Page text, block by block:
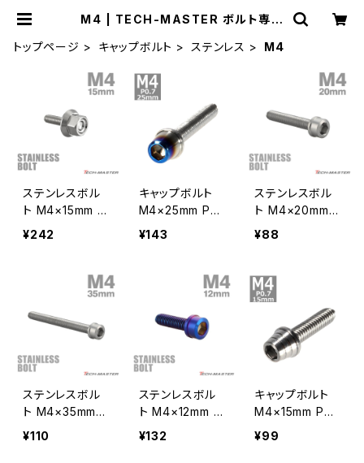
M4 | TECH-MASTER ボルト専門
トップページ
キャップボルト ステンレス M4
ステンレスボル
ト M4×15mm P
0.7 六角ボルト
シルバーカラー
¥242
キャップボルト
M4×25mm P0.
7 テーパー ステ
ー 1個 TB0594
¥143
ステンレスボル
ト M4×20mm P
0.7 スリムヘッド
TB0180
¥88
ステンレスボル
ト M4×35mm P
0.7 スリムヘッド
¥110
ステンレスボル
ト M4×12mm P
0.7 スリムヘッド
¥132
キャップボルト
M4×15mm P0.
7 テーパーシェ
¥99